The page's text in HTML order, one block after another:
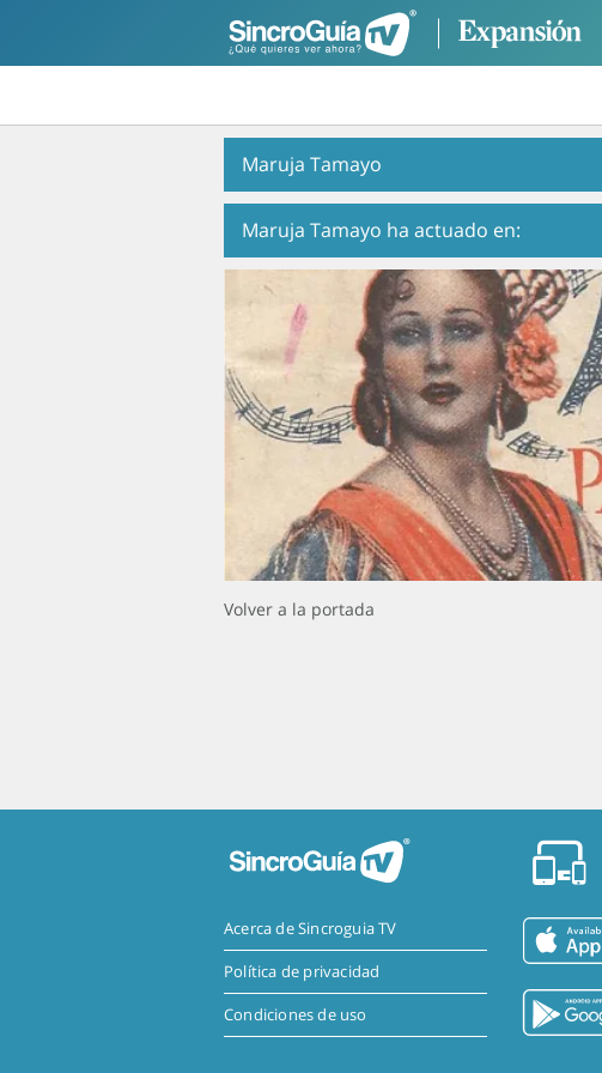
Maruja Tamayo
Maruja Tamayo ha actuado en:
Volver a la portada
Acerca de Sincroguia TV
Política de privacidad
Condiciones de uso